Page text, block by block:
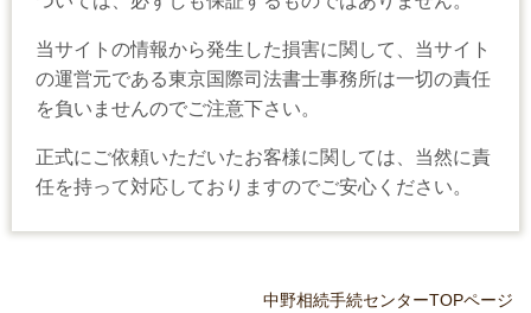
当サイトの情報から発生した損害に関して、当サイト
の運営元である東京国際司法書士事務所は一切の責任
を負いませんのでご注意下さい。
正式にご依頼いただいたお客様に関しては、当然に責
任を持って対応しておりますのでご安心ください。
中野相続手続センターTOPページ